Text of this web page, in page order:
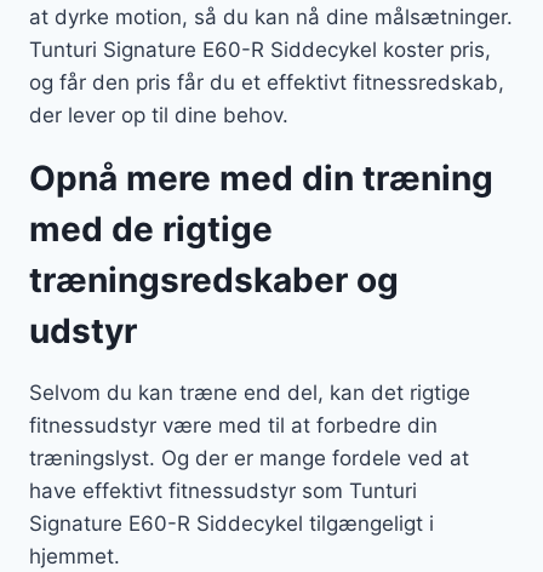
at dyrke motion, så du kan nå dine målsætninger.
Tunturi Signature E60-R Siddecykel koster pris,
og får den pris får du et effektivt fitnessredskab,
der lever op til dine behov.
Opnå mere med din træning
med de rigtige
træningsredskaber og
udstyr
Selvom du kan træne end del, kan det rigtige
fitnessudstyr være med til at forbedre din
træningslyst. Og der er mange fordele ved at
have effektivt fitnessudstyr som Tunturi
Signature E60-R Siddecykel tilgængeligt i
hjemmet.